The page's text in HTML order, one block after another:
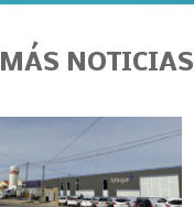
MÁS NOTICIAS